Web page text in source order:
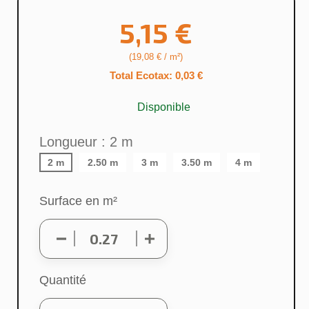
5,15 €
(19,08 € / m²)
Total Ecotax: 0,03 €
Disponible
Longueur : 2 m
2 m 2.50 m 3 m 3.50 m 4 m
Surface en m²
Quantité